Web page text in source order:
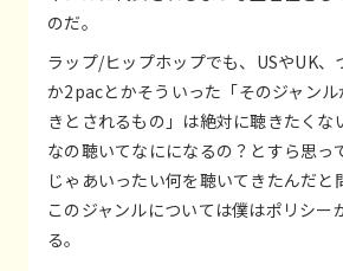
のだ。
ラップ/ヒップホップでも、USやUK
か2pacとかそういった「そのジャン
きとされるもの」は絶対に聴きたくな
なの聴いてなにになるの？とすら思っ
じゃあいったい何を聴いてきたんだと
このジャンルについては僕はポリシー
る。